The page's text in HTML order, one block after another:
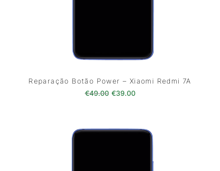
Reparação Botão Power – Xiaomi Redmi 7A
€49.00 O preço original era: €49.00.
€39.00O preço atual é: